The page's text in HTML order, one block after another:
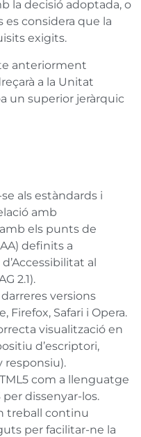
la decisió adoptada, o
es considera que la
exigits.
anteriorment
a la Unitat
un superior jeràrquic
als estàndards i
amb
els punts de
definits a
al
2.1).
versions
Firefox, Safari i Opera.
visualització en
d’escriptori,
responsiu).
com a llenguatge
per dissenyar-los.
treball continu
per facilitar-ne la